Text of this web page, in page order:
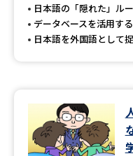
日本語の「隠れた」ル
データベースを活用する
日本語を外国語として